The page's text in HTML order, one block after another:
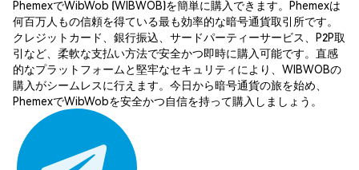
PhemexでWibWob (WIBWOB)を簡単に購入できます。Phemexは
何百万人もの信頼を得ている最も効率的な暗号通貨取引所です。
クレジットカード、銀行振込、サードパーティーサービス、P2P取
引など、柔軟な支払い方法で安全かつ即時に購入可能です。直感
的なプラットフォームと堅牢なセキュリティにより、WIBWOBの
購入がシームレスに行えます。今日から暗号通貨の旅を始め、
PhemexでWibWobを安全かつ自信を持って購入しましょう。